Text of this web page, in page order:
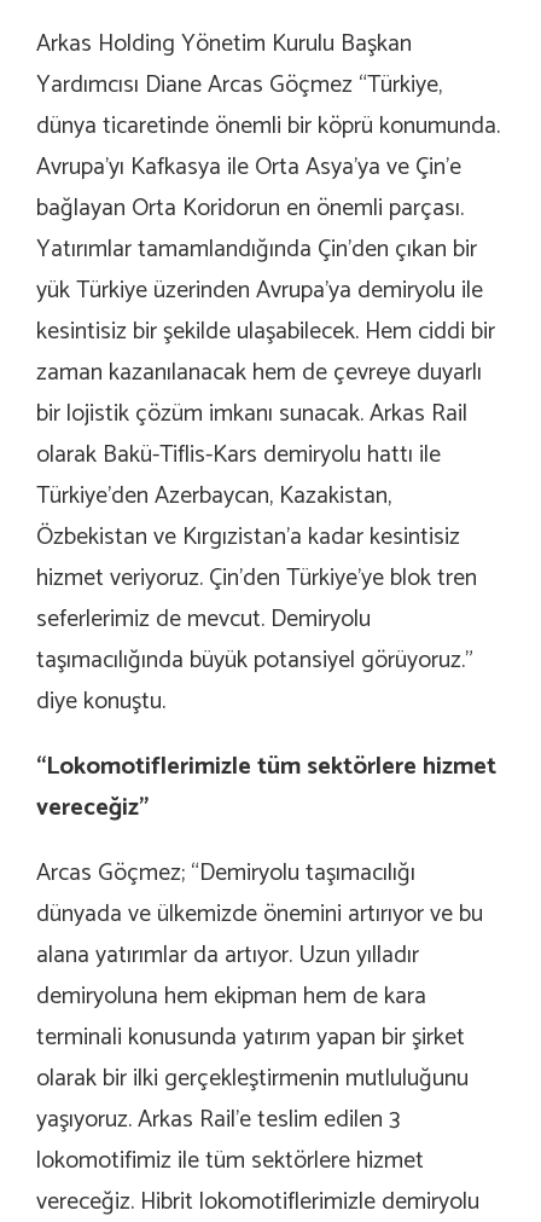
Arkas Holding Yönetim Kurulu Başkan
Yardımcısı Diane Arcas Göçmez “Türkiye,
dünya ticaretinde önemli bir köprü konumunda.
Avrupa’yı Kafkasya ile Orta Asya’ya ve Çin’e
bağlayan Orta Koridorun en önemli parçası.
Yatırımlar tamamlandığında Çin’den çıkan bir
yük Türkiye üzerinden Avrupa’ya demiryolu ile
kesintisiz bir şekilde ulaşabilecek. Hem ciddi bir
zaman kazanılanacak hem de çevreye duyarlı
bir lojistik çözüm imkanı sunacak. Arkas Rail
olarak Bakü-Tiflis-Kars demiryolu hattı ile
Türkiye’den Azerbaycan, Kazakistan,
Özbekistan ve Kırgızistan’a kadar kesintisiz
hizmet veriyoruz. Çin’den Türkiye’ye blok tren
seferlerimiz de mevcut. Demiryolu
taşımacılığında büyük potansiyel görüyoruz.”
diye konuştu.
“Lokomotiflerimizle tüm sektörlere hizmet
vereceğiz”
Arcas Göçmez; “Demiryolu taşımacılığı
dünyada ve ülkemizde önemini artırıyor ve bu
alana yatırımlar da artıyor. Uzun yılladır
demiryoluna hem ekipman hem de kara
terminali konusunda yatırım yapan bir şirket
olarak bir ilki gerçekleştirmenin mutluluğunu
yaşıyoruz. Arkas Rail’e teslim edilen 3
lokomotifimiz ile tüm sektörlere hizmet
vereceğiz. Hibrit lokomotiflerimizle demiryolu